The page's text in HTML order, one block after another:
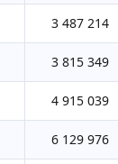
3 487 214
3 815 349
4 915 039
6 129 976